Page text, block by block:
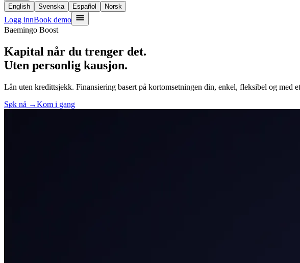
English Svenska Español Norsk
Logg innBook demo
Baemingo Boost
Kapital når du trenger det.
Uten personlig kausjon.
Lån uten kredittsjekk. Finansiering basert på kortomsetningen din, enkel, fleksibel og med
Søk nå →Kom i gang